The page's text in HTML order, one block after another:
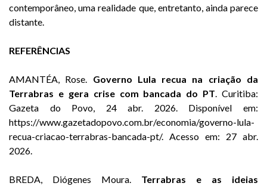
contemporâneo, uma realidade que, entretanto, ainda parece
distante.
REFERÊNCIAS
AMANTÉA, Rose. Governo Lula recua na criação da
Terrabras e gera crise com bancada do PT. Curitiba:
Gazeta do Povo, 24 abr. 2026. Disponível em:
https://www.gazetadopovo.com.br/economia/governo-lula-
recua-criacao-terrabras-bancada-pt/. Acesso em: 27 abr.
2026.
BREDA, Diógenes Moura. Terrabras e as ideias